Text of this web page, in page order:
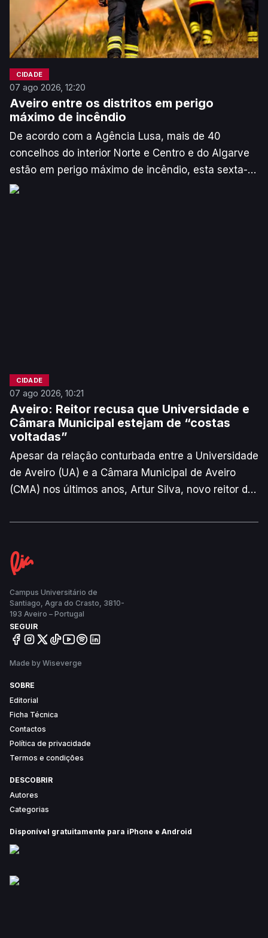
CIDADE
07 ago 2026, 12:20
Aveiro entre os distritos em perigo
máximo de incêndio
De acordo com a Agência Lusa, mais de 40
concelhos do interior Norte e Centro e do Algarve
estão em perigo máximo de incêndio, esta sexta-
feira, segundo o Instituto Português do Mar e da
CIDADE
07 ago 2026, 10:21
Aveiro: Reitor recusa que Universidade e
Câmara Municipal estejam de “costas
voltadas”
Apesar da relação conturbada entre a Universidade
de Aveiro (UA) e a Câmara Municipal de Aveiro
(CMA) nos últimos anos, Artur Silva, novo reitor da
podem estar de costas viradas numa cidade em
Entre os projetos de futuro que estão a ser
discutidos, o reitor refere que já tem havido diálogo
sobre a recuperação da pista de atletismo da
Universidade, mas falta ainda encontrar
financiamento.
Campus Universitário de
Santiago, Agra do Crasto, 3810-
193 Aveiro – Portugal
SEGUIR
Made by Wiseverge
SOBRE
Editorial
Ficha Técnica
Contactos
Política de privacidade
Termos e condições
DESCOBRIR
Autores
Categorias
Disponível gratuitamente para iPhone e Android